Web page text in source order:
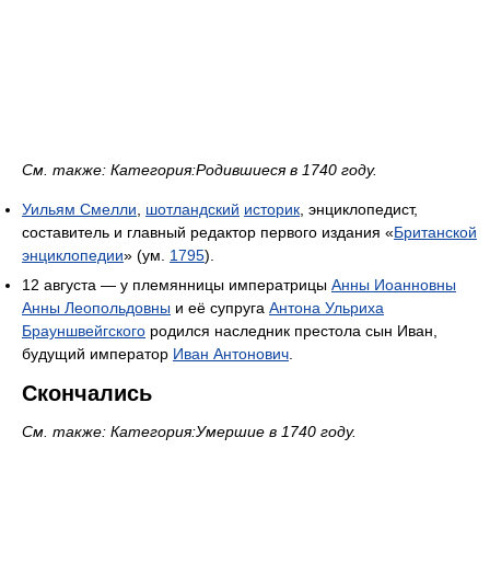
См. также: Категория:Родившиеся в 1740 году.
Уильям Смелли шотландский историк , энциклопедист,
составитель и главный редактор первого издания «Британской
энциклопедии» (ум. 1795).
12 августа — у племянницы императрицы Анны Иоанновны
Анны Леопольдовны и её супруга Антона Ульриха
Брауншвейгского родился наследник престола сын Иван,
будущий император Иван Антонович
Скончались
См. также: Категория:Умершие в 1740 году.